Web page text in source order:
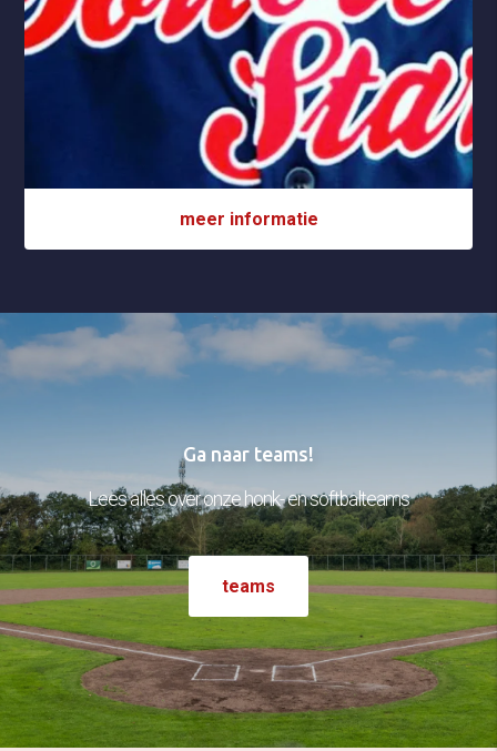
meer informatie
Ga naar teams!
Lees alles over onze honk- en softbalteams
teams